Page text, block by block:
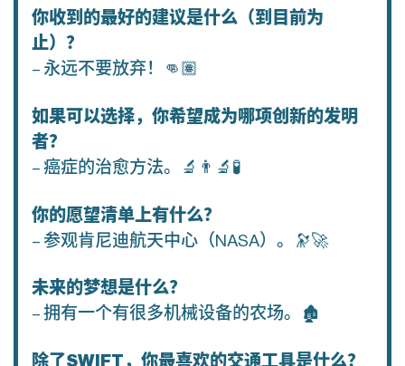
你收到的最好的建议是什么（到目前为
止）？
– 永远不要放弃！👊🏽
如果可以选择，你希望成为哪项创新的发明
者？
– 癌症的治愈方法。🔬👨‍🔬🧪
你的愿望清单上有什么？
– 参观肯尼迪航天中心（NASA）。🔭🚀
未来的梦想是什么？
– 拥有一个有很多机械设备的农场。🏚
除了SWIFT，你最喜欢的交通工具是什么？